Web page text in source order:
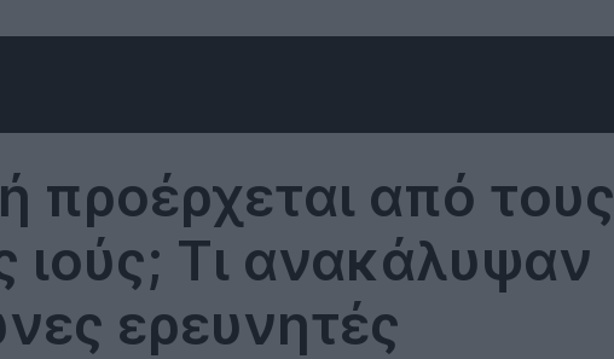
από τους
ιούς; Τι ανακάλυψαν
ερευνητές